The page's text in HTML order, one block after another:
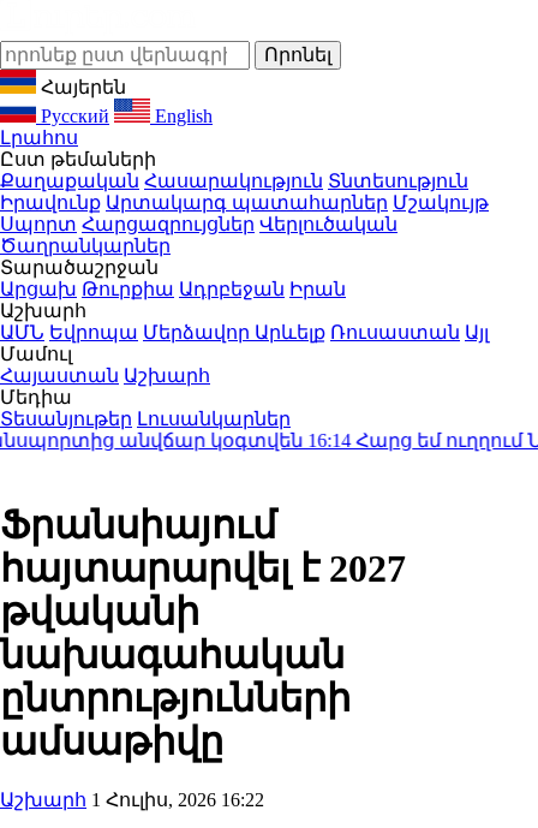
Հայերեն
Русский
English
Լրահոս
Ըստ թեմաների
Քաղաքական Հասարակություն Տնտեսություն
Իրավունք Արտակարգ պատահարներ Մշակույթ
Սպորտ Հարցազրույցներ Վերլուծական
Ծաղրանկարներ
Տարածաշրջան
Արցախ Թուրքիա Ադրբեջան Իրան
Աշխարհ
ԱՄՆ Եվրոպա Մերձավոր Արևելք Ռուսաստան Այլ
Մամուլ
Հայաստան Աշխարհ
Մեդիա
Տեսանյութեր Լուսանկարներ
անվճար կօգտվեն16:14Հարց եմ ուղղում
Ֆրանսիայում
հայտարարվել է 2027
թվականի
նախագահական
ընտրությունների
ամսաթիվը
Աշխարհ 1 Հուլիս, 2026 16:22